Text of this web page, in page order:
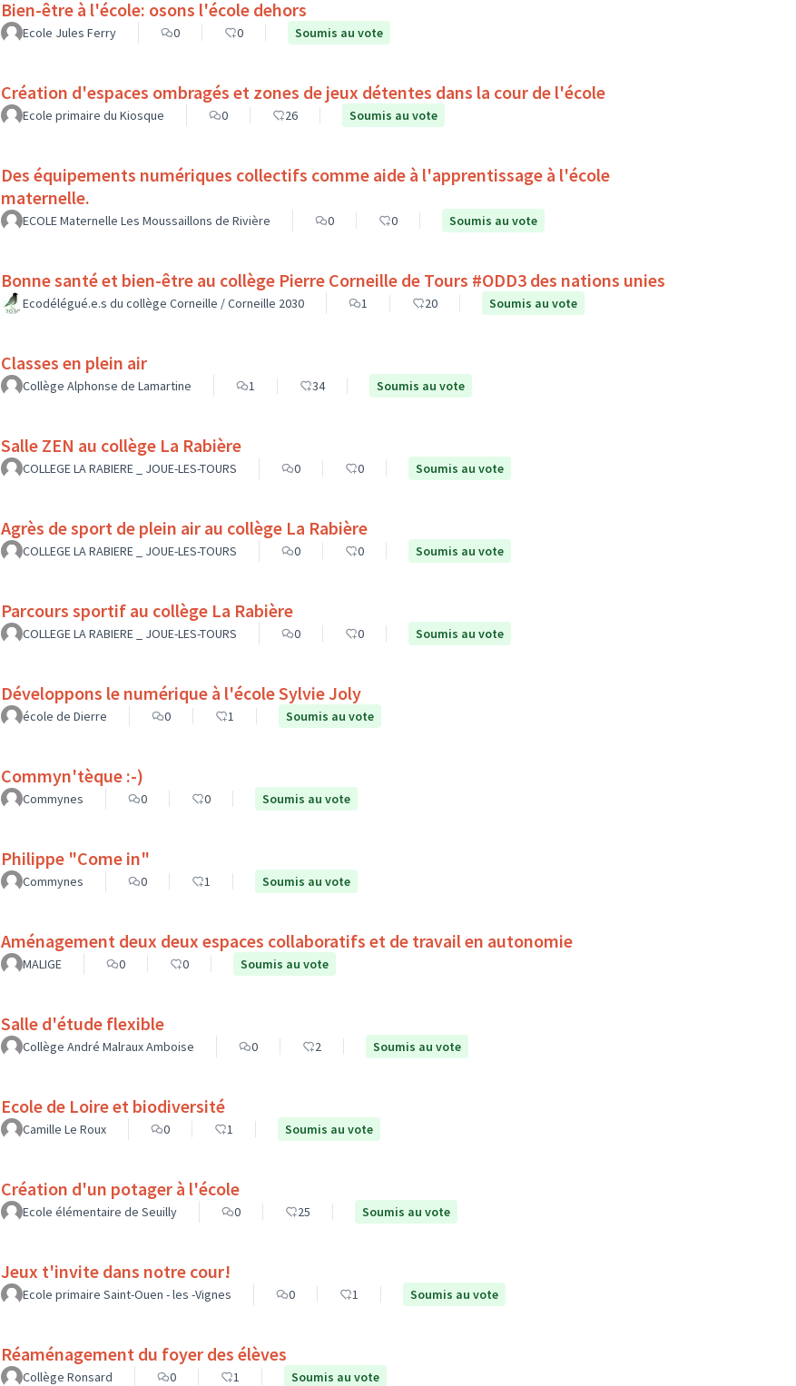
Bien-être à l'école: osons l'école dehors
Ecole Jules Ferry 0 0 Soumis au vote
Création d'espaces ombragés et zones de jeux détentes dans la cour de l'école
Ecole primaire du Kiosque 0 26 Soumis au vote
Des équipements numériques collectifs comme aide à l'apprentissage à l'école
maternelle.
ECOLE Maternelle Les Moussaillons de Rivière 0 0 Soumis au vote
Bonne santé et bien-être au collège Pierre Corneille de Tours #ODD3 des nations unies
Ecodélégué.e.s du collège Corneille / Corneille 2030 1 20 Soumis au vote
Classes en plein air
Collège Alphonse de Lamartine 1 34 Soumis au vote
Salle ZEN au collège La Rabière
COLLEGE LA RABIERE _ JOUE-LES-TOURS 0 0 Soumis au vote
Agrès de sport de plein air au collège La Rabière
COLLEGE LA RABIERE _ JOUE-LES-TOURS 0 0 Soumis au vote
Parcours sportif au collège La Rabière
COLLEGE LA RABIERE _ JOUE-LES-TOURS 0 0 Soumis au vote
Développons le numérique à l'école Sylvie Joly
école de Dierre 0 1 Soumis au vote
Commyn'tèque :-)
Commynes 0 0 Soumis au vote
Philippe "Come in"
Commynes 0 1 Soumis au vote
Aménagement deux deux espaces collaboratifs et de travail en autonomie
MALIGE 0 0 Soumis au vote
Salle d'étude flexible
Collège André Malraux Amboise 0 2 Soumis au vote
Ecole de Loire et biodiversité
Camille Le Roux 0 1 Soumis au vote
Création d'un potager à l'école
Ecole élémentaire de Seuilly 0 25 Soumis au vote
Jeux t'invite dans notre cour!
Ecole primaire Saint-Ouen - les -Vignes 0 1 Soumis au vote
Réaménagement du foyer des élèves
Collège Ronsard 0 1 Soumis au vote